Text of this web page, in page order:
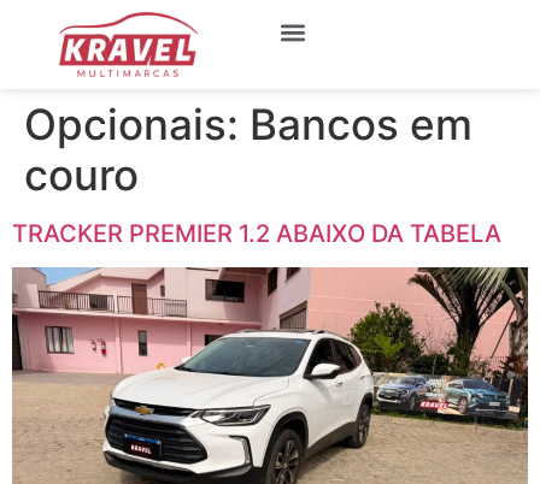
Opcionais: Bancos em
couro
TRACKER PREMIER 1.2 ABAIXO DA TABELA